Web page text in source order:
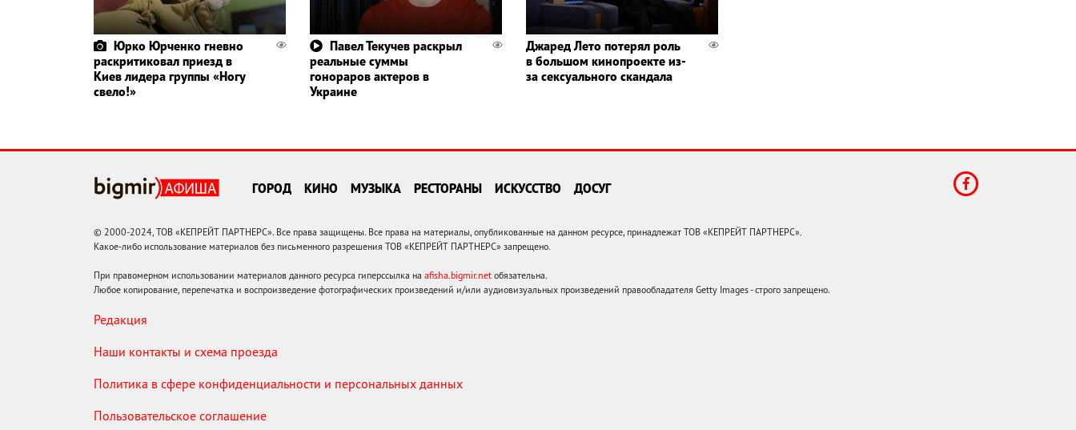
Юрко Юрченко гневно
раскритиковал приезд в
Киев лидера группы «Ногу
свело!»
Павел Текучев раскрыл
реальные суммы
гонораров актеров в
Украине
Джаред Лето потерял роль
в большом кинопроекте из-
за сексуального скандала
ГОРОД КИНО МУЗЫКА РЕСТОРАНЫ ИСКУССТВО ДОСУГ
© 2000-2024, ТОВ «КЕПРЕЙТ ПАРТНЕРС». Все права защищены. Все права на материалы, опубликованные на данном ресурсе, принадлежат ТОВ «КЕПРЕЙТ ПАРТНЕРС».
Какое-либо использование материалов без письменного разрешения ТОВ «КЕПРЕЙТ ПАРТНЕРС» запрещено.
При правомерном использовании материалов данного ресурса гиперссылка на afisha.bigmir.net обязательна.
Любое копирование, перепечатка и воспроизведение фотографических произведений и/или аудиовизуальных произведений правообладателя Getty Images - строго запрещено.
Редакция
Наши контакты и схема проезда
Политика в сфере конфиденциальности и персональных данных
Пользовательское соглашение